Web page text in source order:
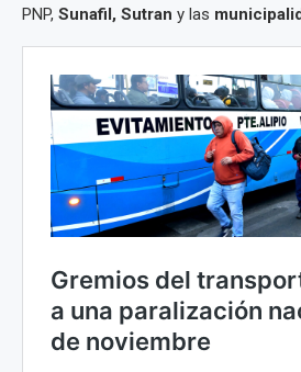
PNP, Sunafil, Sutran y las